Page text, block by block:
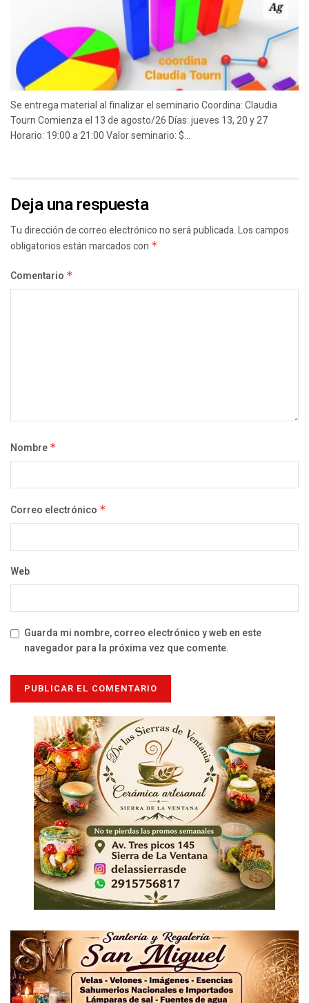
Se entrega material al finalizar el seminario Coordina: Claudia
Tourn Comienza el 13 de agosto/26 Días: jueves 13, 20 y 27
Horario: 19:00 a 21:00 Valor seminario: $...
Deja una respuesta
Tu dirección de correo electrónico no será publicada.Los campos
obligatorios están marcados con *
Comentario *
Nombre *
Correo electrónico *
Web
Guarda mi nombre, correo electrónico y web en este
navegador para la próxima vez que comente.